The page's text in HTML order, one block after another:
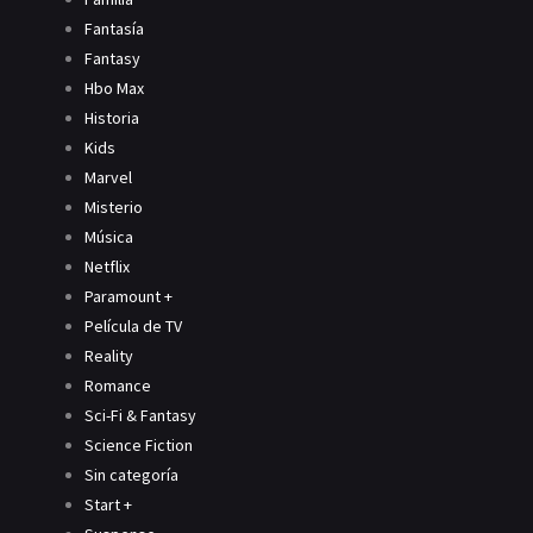
Fantasía
Fantasy
Hbo Max
Historia
Kids
Marvel
Misterio
Música
Netflix
Paramount +
Película de TV
Reality
Romance
Sci-Fi & Fantasy
Science Fiction
Sin categoría
Start +